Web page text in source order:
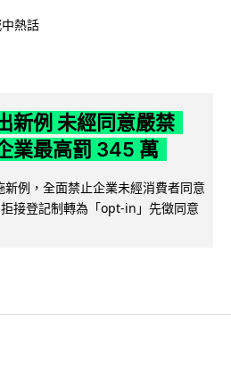
熱話
新例 未經同意嚴禁
業最高罰 345 萬
例，全面禁止企業未經消費者同意
接登記制轉為「opt-in」先徵同意